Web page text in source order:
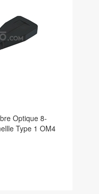
Optique 8-
Type 1 OM4